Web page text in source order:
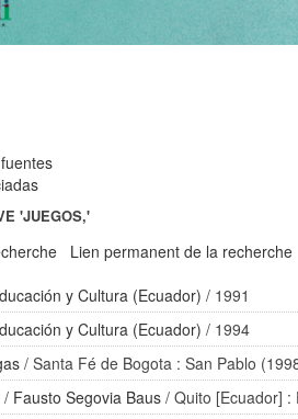
'JUEGOS,'
Lien permanent de la recherche
y Cultura (Ecuador) / 1991
y Cultura (Ecuador) / 1994
/ Santa Fé de Bogota : San Pablo
/ Fausto Segovia Baus / Quito [Ecuador] :